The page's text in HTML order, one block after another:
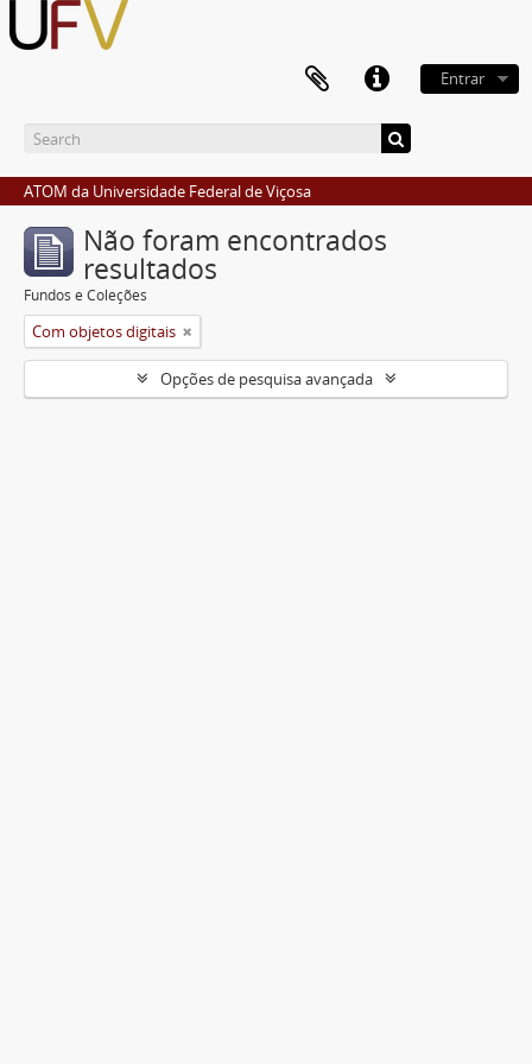
Entrar
ATOM da Universidade Federal de Viçosa
Não foram encontrados
resultados
Fundos e Coleções
Com objetos digitais
Opções de pesquisa avançada